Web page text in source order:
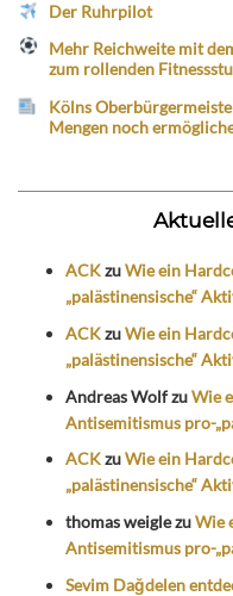
Der Ruhrpilot
Mehr Reichweite mit
zum rollenden
Kölns
Mengen noch
ACKzuWie ein
„palästinensische“
ACKzuWie ein
„palästinensische“
Andreas WolfzuWie
Antisemitismus pro-
ACKzuWie ein
„palästinensische“
thomas weiglezuWie
Antisemitismus pro-
Sevim Dağdelen